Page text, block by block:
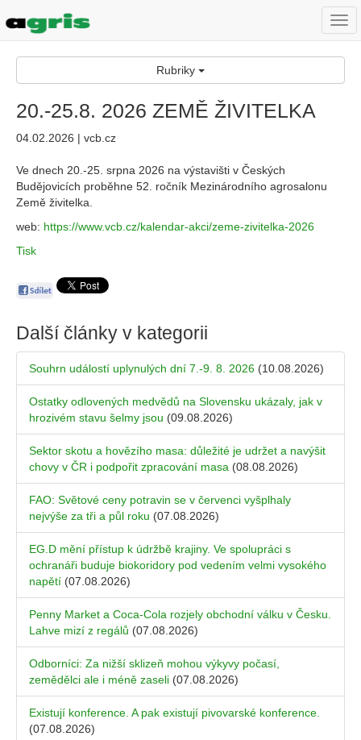
Rubriky
20.-25.8. 2026 ZEMĚ ŽIVITELKA
04.02.2026 | vcb.cz
Ve dnech 20.-25. srpna 2026 na výstavišti v Českých
Budějovicích proběhne 52. ročník Mezinárodního agrosalonu
Země živitelka.
web: https://www.vcb.cz/kalendar-akci/zeme-zivitelka-2026
Tisk
Další články v kategorii
Souhrn událostí uplynulých dní 7.-9. 8. 2026 (10.08.2026)
Ostatky odlovených medvědů na Slovensku ukázaly, jak v
hrozivém stavu šelmy jsou (09.08.2026)
Sektor skotu a hovězího masa: důležité je udržet a navýšit
chovy v ČR i podpořit zpracování masa (08.08.2026)
FAO: Světové ceny potravin se v červenci vyšplhaly
nejvýše za tři a půl roku (07.08.2026)
EG.D mění přístup k údržbě krajiny. Ve spolupráci s
ochranáři buduje biokoridory pod vedením velmi vysokého
napětí (07.08.2026)
Penny Market a Coca-Cola rozjely obchodní válku v Česku.
Lahve mizí z regálů (07.08.2026)
Odborníci: Za nižší sklizeň mohou výkyvy počasí,
zemědělci ale i méně zaseli (07.08.2026)
Existují konference. A pak existují pivovarské konference.
(07.08.2026)